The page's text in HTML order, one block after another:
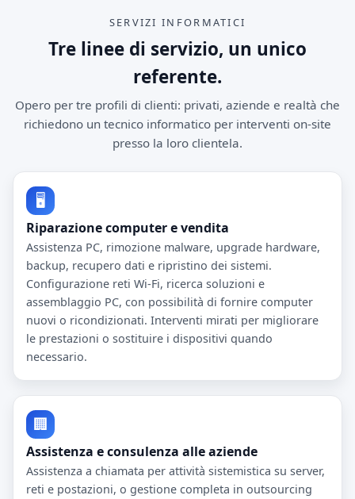
SERVIZI INFORMATICI
Tre linee di servizio, un unico
referente.
Opero per tre profili di clienti: privati, aziende e realtà che
richiedono un tecnico informatico per interventi on-site
presso la loro clientela.
🖥️
Riparazione computer e vendita
Assistenza PC, rimozione malware, upgrade hardware,
backup, recupero dati e ripristino dei sistemi.
Configurazione reti Wi-Fi, ricerca soluzioni e
assemblaggio PC, con possibilità di fornire computer
nuovi o ricondizionati. Interventi mirati per migliorare
le prestazioni o sostituire i dispositivi quando
necessario.
🏢
Assistenza e consulenza alle aziende
Assistenza a chiamata per attività sistemistica su server,
reti e postazioni, o gestione completa in outsourcing